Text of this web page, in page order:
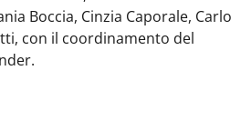
Boccia, Cinzia Caporale, Carlo
con il coordinamento del